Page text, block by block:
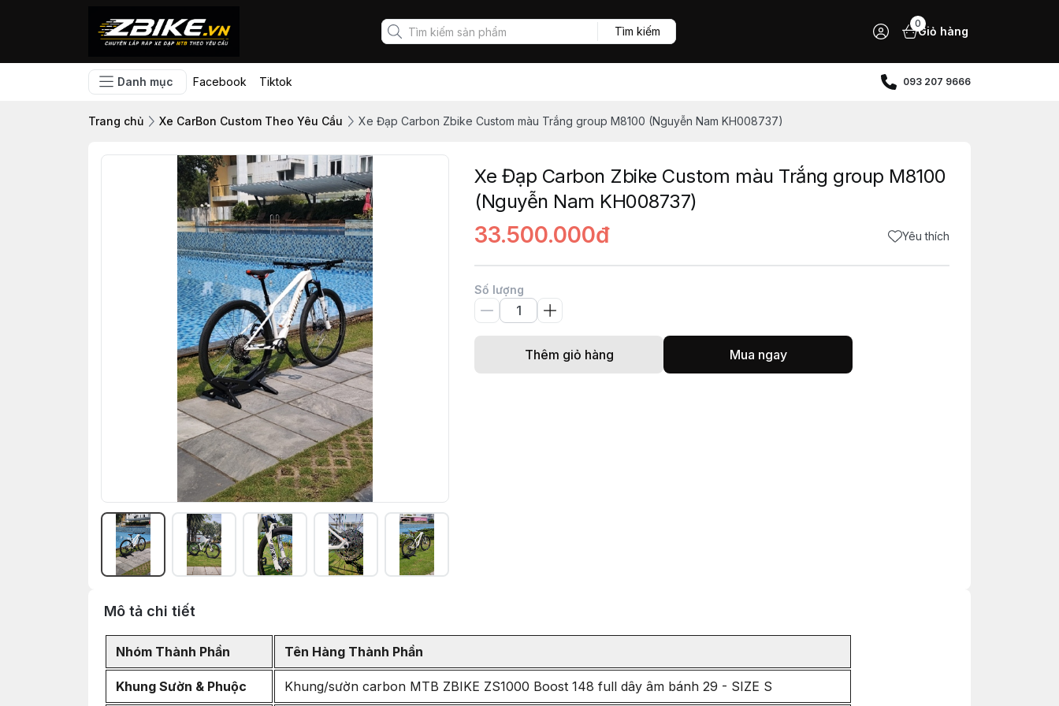
Tìm kiếm
0
Giỏ hàng
Danh mục Facebook Tiktok 093 207 9666
Trang chủ Xe CarBon Custom Theo Yêu Cầu Xe Đạp Carbon Zbike Custom màu Trắng group M8100 (Nguyễn Nam KH008737)
Xe Đạp Carbon Zbike Custom màu Trắng group M8100
(Nguyễn Nam KH008737)
33.500.000đ Yêu thích
Số lượng
Thêm giỏ hàng Mua ngay
Mô tả chi tiết
Nhóm Thành Phần Tên Hàng Thành Phần
Khung Sườn & Phuộc Khung/sườn carbon MTB ZBIKE ZS1000 Boost 148 full dây âm bánh 29 - SIZE S